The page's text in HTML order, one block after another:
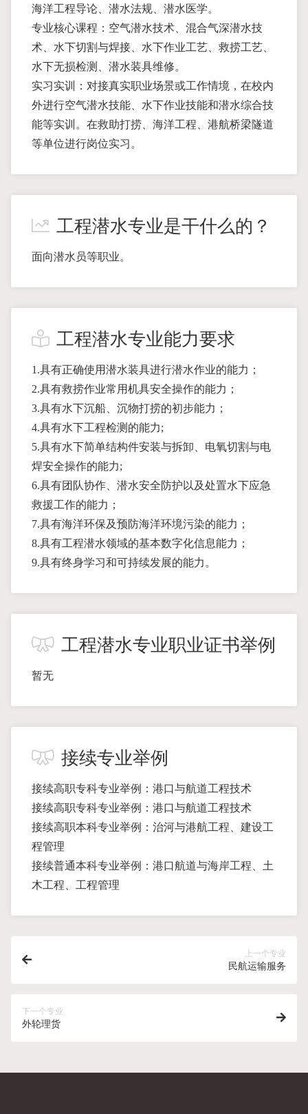
海洋工程导论、潜水法规、潜水医学。
专业核心课程：空气潜水技术、混合气深潜水技
术、水下切割与焊接、水下作业工艺、救捞工艺、
水下无损检测、潜水装具维修。
实习实训：对接真实职业场景或工作情境，在校内
外进行空气潜水技能、水下作业技能和潜水综合技
能等实训。在救助打捞、海洋工程、港航桥梁隧道
等单位进行岗位实习。
工程潜水专业是干什么的？
面向潜水员等职业。
工程潜水专业能力要求
1.具有正确使用潜水装具进行潜水作业的能力；
2.具有救捞作业常用机具安全操作的能力；
3.具有水下沉船、沉物打捞的初步能力；
4.具有水下工程检测的能力;
5.具有水下简单结构件安装与拆卸、电氧切割与电
焊安全操作的能力;
6.具有团队协作、潜水安全防护以及处置水下应急
救援工作的能力；
7.具有海洋环保及预防海洋环境污染的能力；
8.具有工程潜水领域的基本数字化信息能力；
9.具有终身学习和可持续发展的能力。
工程潜水专业职业证书举例
暂无
接续专业举例
接续高职专科专业举例：港口与航道工程技术
接续高职专科专业举例：港口与航道工程技术
接续高职本科专业举例：治河与港航工程、建设工
程管理
接续普通本科专业举例：港口航道与海岸工程、土
木工程、工程管理
上一个专业
民航运输服务
下一个专业
外轮理货